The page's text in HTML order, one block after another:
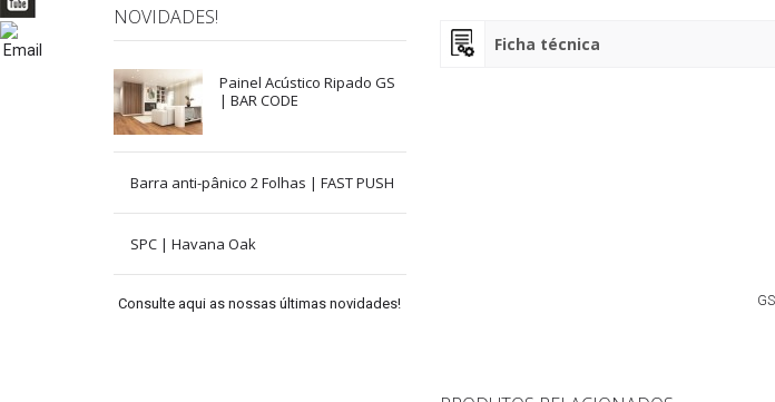
NOVIDADES!
Painel Acústico Ripado GS
| BAR CODE
Barra anti-pânico 2 Folhas | FAST PUSH
SPC | Havana Oak
Consulte aqui as nossas últimas novidades!
Ficha técnica